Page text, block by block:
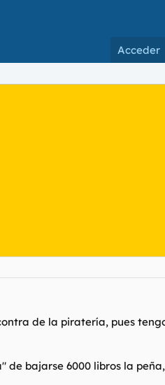
Acceder
de la piratería, pues
de bajarse 6000 libros la